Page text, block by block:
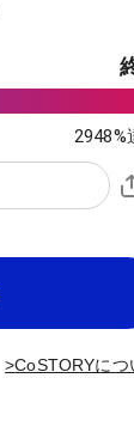
2948%
>CoSTORYにつ